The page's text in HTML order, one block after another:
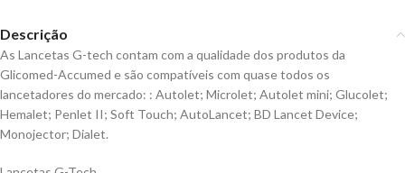
Descrição
As Lancetas G-tech contam com a qualidade dos produtos da
Glicomed-Accumed e são compatíveis com quase todos os
lancetadores do mercado: : Autolet; Microlet; Autolet mini; Glucolet;
Hemalet; Penlet II; Soft Touch; AutoLancet; BD Lancet Device;
Monojector; Dialet.